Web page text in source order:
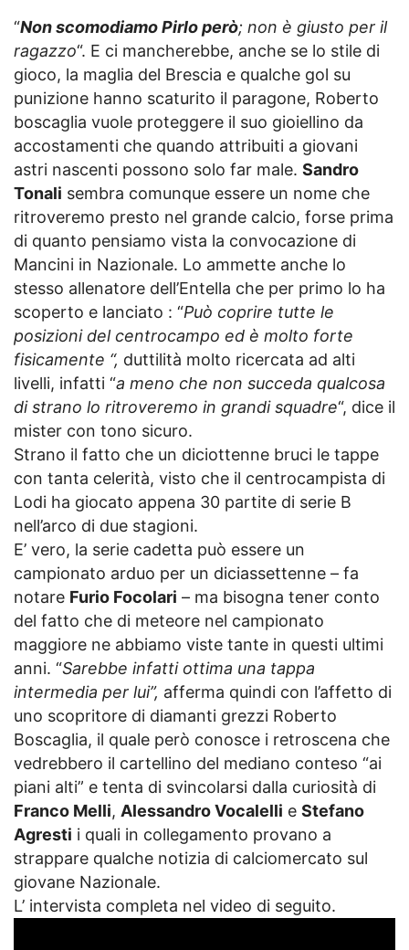
“Non scomodiamo Pirlo però; non è giusto per il
ragazzo“. E ci mancherebbe, anche se lo stile di
gioco, la maglia del Brescia e qualche gol su
punizione hanno scaturito il paragone, Roberto
boscaglia vuole proteggere il suo gioiellino da
accostamenti che quando attribuiti a giovani
astri nascenti possono solo far male. Sandro
Tonali sembra comunque essere un nome che
ritroveremo presto nel grande calcio, forse prima
di quanto pensiamo vista la convocazione di
Mancini in Nazionale. Lo ammette anche lo
stesso allenatore dell’Entella che per primo lo ha
scoperto e lanciato : “Può coprire tutte le
posizioni del centrocampo ed è molto forte
fisicamente “, duttilità molto ricercata ad alti
livelli, infatti “a meno che non succeda qualcosa
di strano lo ritroveremo in grandi squadre“, dice il
mister con tono sicuro.
Strano il fatto che un diciottenne bruci le tappe
con tanta celerità, visto che il centrocampista di
Lodi ha giocato appena 30 partite di serie B
nell’arco di due stagioni.
E’ vero, la serie cadetta può essere un
campionato arduo per un diciassettenne – fa
notare Furio Focolari – ma bisogna tener conto
del fatto che di meteore nel campionato
maggiore ne abbiamo viste tante in questi ultimi
anni. “Sarebbe infatti ottima una tappa
intermedia per lui”, afferma quindi con l’affetto di
uno scopritore di diamanti grezzi Roberto
Boscaglia, il quale però conosce i retroscena che
vedrebbero il cartellino del mediano conteso “ai
piani alti” e tenta di svincolarsi dalla curiosità di
Franco Melli, Alessandro Vocalelli e Stefano
Agresti i quali in collegamento provano a
strappare qualche notizia di calciomercato sul
giovane Nazionale.
L’ intervista completa nel video di seguito.